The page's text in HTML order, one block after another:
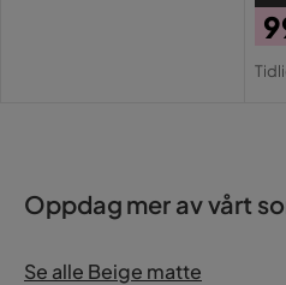
Oppdag mer av vårt
Se alle Beige matte